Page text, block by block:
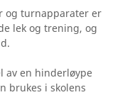
og turnapparater er
lek og trening, og
av en hinderløype
brukes i skolens